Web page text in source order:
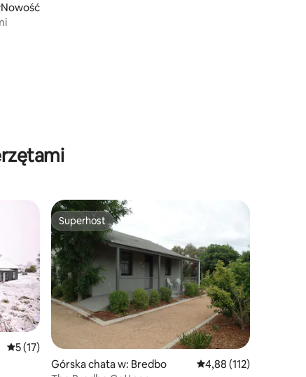
miejsce pobytu
Nowość
gości
Średnia ocena: 5 na 5, liczba recenzji: 17
5 (17)
Superhost
Superhost
Górska chata w: Bredbo Średnia ocena: 4,88
4,88 (112)